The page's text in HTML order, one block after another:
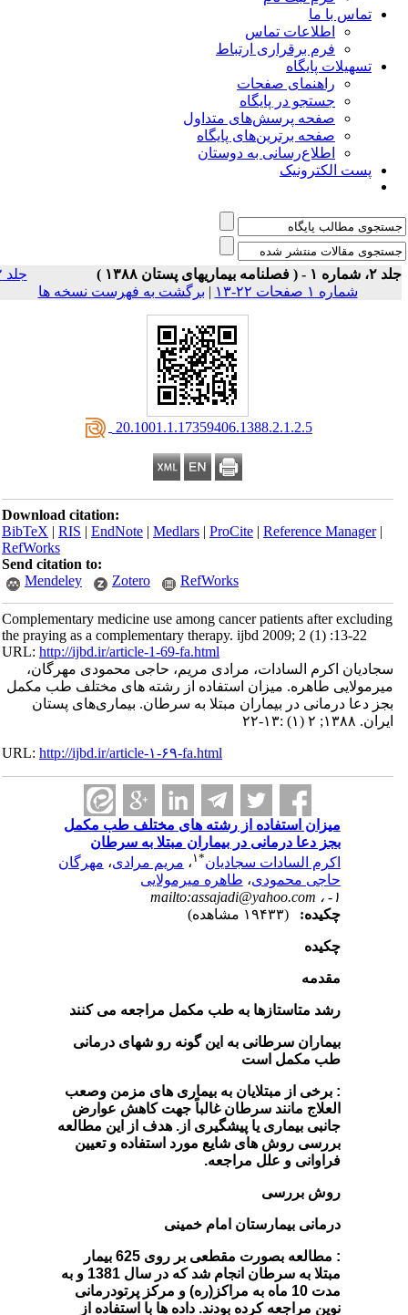
تماس با ما
اطلاعات تماس
فرم برقراری ارتباط
تسهیلات پایگاه
راهنمای صفحات
جستجو در پایگاه
صفحه پرسش‌های متداول
صفحه برترین‌های پایگاه
اطلاع‌رسانی به دوستان
پست الکترونیک
۱ - ( فصلنامه بیماریهای پستان ۱۳۸۸ )
جلد ۲
شماره ۱ صفحات ۲۲-۱۳
| برگشت به فهرست نسخه ها
‎ 20.1001.1.17359406.1388.2.1.2.5
Download citation:
BibTeX|RIS|EndNote|Medlars|ProCite|Reference Manager
RefWorks
Send citation to:
Mendeley
Zotero RefWorks
Complementary medicine use among cancer patients after excluding
the praying as a complementary therapy. ijbd 2009; 2 (1) :13-22
URL:http://ijbd.ir/article-1-69-fa.html
سجادیان اکرم السادات، مرادی مریم، حاجی محمودی مهرگان،
میرمولایی طاهره. میزان استفاده از رشته های مختلف طب مکمل
بجز دعا درمانی در بیماران مبتلا به سرطان. بیماری‌های پستان
ایران. ۱۳۸۸; ۲ (۱) :۱۳-۲۲
URL:http://ijbd.ir/article-۱-۶۹-fa.html
میزان استفاده از رشته های مختلف طب مکمل
بجز دعا درمانی در بیماران مبتلا به سرطان
اکرم السادات سجادیان *۱،مریم مرادی،مهرگان
حاجی محمودی،طاهره میرمولایی
mailto:assajadi@yahoo.com
چکیده:
چکیده
مقدمه
رشد متاستازها به طب مکمل مراجعه می کنند
بیماران سرطانی به این گونه رو شهای درمانی
طب مکمل است
: برخی از مبتلایان به بیماری های مزمن وصعب
العلاج مانند سرطان غالباً جهت کاهش عوارض
جانبی بیماری یا پیشگیری از. هدف از این مطالعه
بررسی روش های شایع مورد استفاده و تعیین
فراوانی و علل مراجعه.
روش بررسی
درمانی بیمارستان امام خمینی
: مطالعه بصورت مقطعی بر روی 625 بیمار
مبتلا به سرطان انجام شد که در سال 1381 و به
مدت 10 ماه به مراکز(ره) و مرکز پرتودرمانی
نوین مراجعه کرده بودند. داده ها با استفاده از